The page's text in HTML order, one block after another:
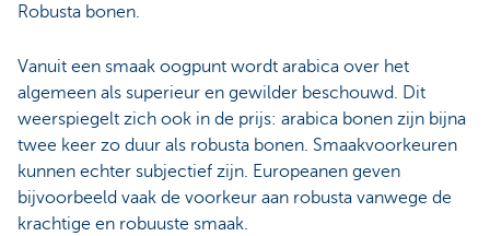
Robusta bonen.
Vanuit een smaak oogpunt wordt arabica over het
algemeen als superieur en gewilder beschouwd. Dit
weerspiegelt zich ook in de prijs: arabica bonen zijn bijna
twee keer zo duur als robusta bonen. Smaakvoorkeuren
kunnen echter subjectief zijn. Europeanen geven
bijvoorbeeld vaak de voorkeur aan robusta vanwege de
krachtige en robuuste smaak.